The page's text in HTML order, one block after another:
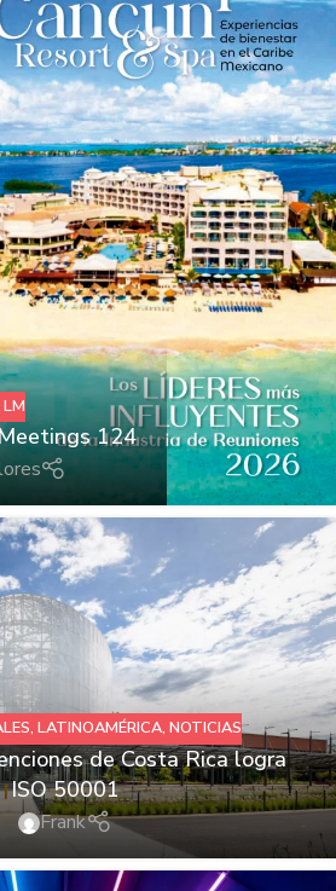
124
, LATINOAMÉRICA, NOTICIAS
de Costa Rica logra
ISO 50001
Frank